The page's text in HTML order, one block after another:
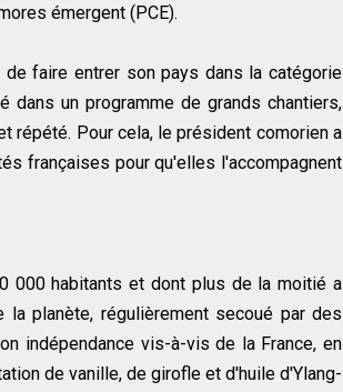
émergent (PCE).
faire entrer son pays dans la catégorie
un programme de grands chantiers,
répété. Pour cela, le président comorien a
françaises pour qu'elles l'accompagnent
000 habitants et dont plus de la moitié a
planète, régulièrement secoué par des
indépendance vis-à-vis de la France, en
de vanille, de girofle et d'huile d'Ylang-